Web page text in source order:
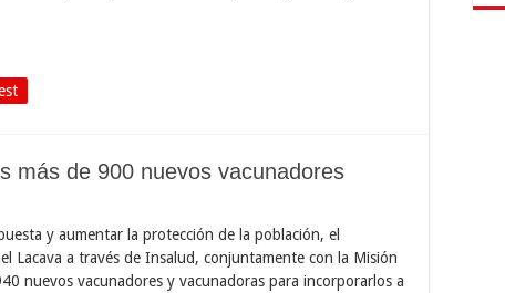
más de 900 nuevos vacunadores
y aumentar la protección de la población, el
Lacava a través de Insalud, conjuntamente con la Misión
nuevos vacunadores y vacunadoras para incorporarlos a